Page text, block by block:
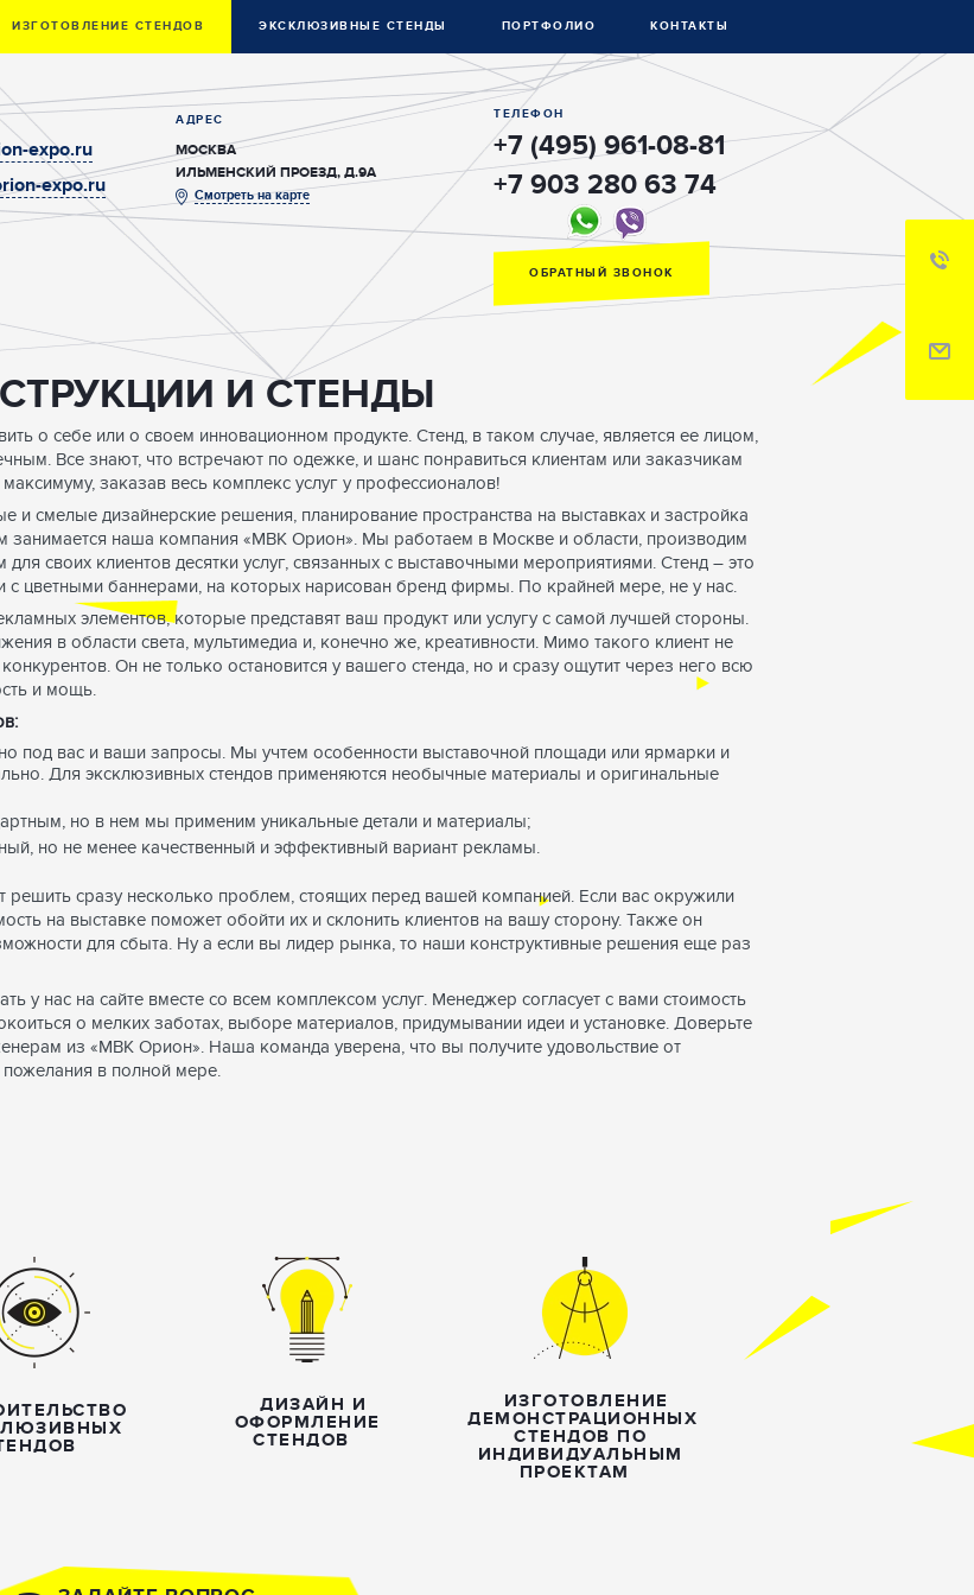
ИЗГОТОВЛЕНИЕ СТЕНДОВ ЭКСКЛЮЗИВНЫЕ СТЕНДЫ ПОРТФОЛИО КОНТАКТЫ
expo.ru
expo.ru
АДРЕС
МОСКВА
ИЛЬМЕНСКИЙ ПРОЕЗД, Д.9А
Смотреть на карте
ТЕЛЕФОН
+7 (495) 961-08-81
+7 903 280 63 74
ОБРАТНЫЙ ЗВОНОК
И СТЕНДЫ
о себе или о своем инновационном продукте. Стенд, в таком случае, является ее лицом,
Все знают, что встречают по одежке, и шанс понравиться клиентам или заказчикам
заказав весь комплекс услуг у профессионалов!
и смелые дизайнерские решения, планирование пространства на выставках и застройка
занимается наша компания «МВК Орион». Мы работаем в Москве и области, производим
своих клиентов десятки услуг, связанных с выставочными мероприятиями. Стенд – это
с цветными баннерами, на которых нарисован бренд фирмы. По крайней мере, не у нас.
элементов, которые представят ваш продукт или услугу с самой лучшей стороны.
в области света, мультимедиа и, конечно же, креативности. Мимо такого клиент не
Он не только остановится у вашего стенда, но и сразу ощутит через него всю
и мощь.
под вас и ваши запросы. Мы учтем особенности выставочной площади или ярмарки и
Для эксклюзивных стендов применяются необычные материалы и оригинальные
но в нем мы применим уникальные детали и материалы;
но не менее качественный и эффективный вариант рекламы.
сразу несколько проблем, стоящих перед вашей компанией. Если вас окружили
на выставке поможет обойти их и склонить клиентов на вашу сторону. Также он
для сбыта. Ну а если вы лидер рынка, то наши конструктивные решения еще раз
у нас на сайте вместе со всем комплексом услуг. Менеджер согласует с вами стоимость
о мелких заботах, выборе материалов, придумывании идеи и установке. Доверьте
из «МВК Орион». Наша команда уверена, что вы получите удовольствие от
в полной мере.
ДИЗАЙН И
ОФОРМЛЕНИЕ
СТЕНДОВ
ИЗГОТОВЛЕНИЕ
ДЕМОНСТРАЦИОННЫХ
СТЕНДОВ ПО
ИНДИВИДУАЛЬНЫМ
ПРОЕКТАМ